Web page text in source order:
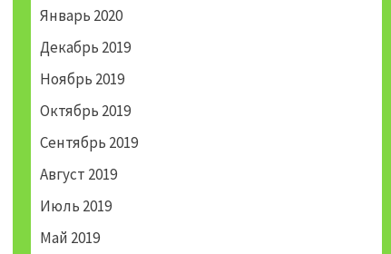
Январь 2020
Декабрь 2019
Ноябрь 2019
Октябрь 2019
Сентябрь 2019
Август 2019
Июль 2019
Май 2019